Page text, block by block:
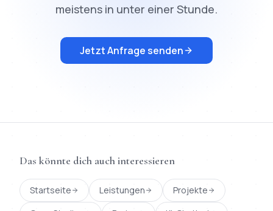
meistens in unter einer Stunde.
Jetzt Anfrage senden
Das könnte dich auch interessieren
Startseite Leistungen
Projekte